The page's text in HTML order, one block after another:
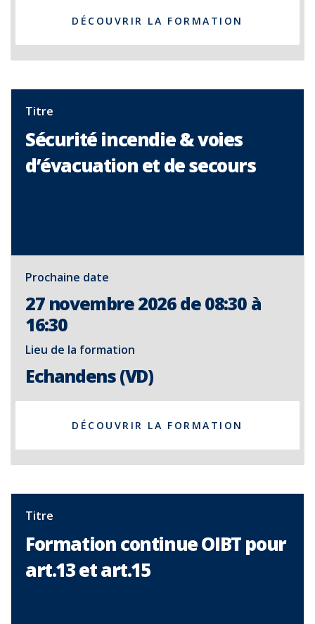
DÉCOUVRIR LA FORMATION
Titre
Sécurité incendie & voies
d’évacuation et de secours
Prochaine date
27 novembre 2026 de 08:30 à
16:30
Lieu de la formation
Echandens (VD)
DÉCOUVRIR LA FORMATION
Titre
Formation continue OIBT pour
art.13 et art.15